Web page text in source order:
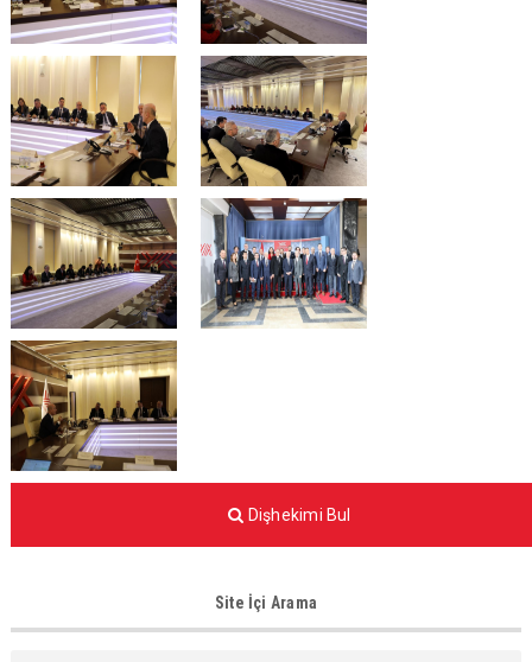
Dişhekimi Bul
Site İçi Arama